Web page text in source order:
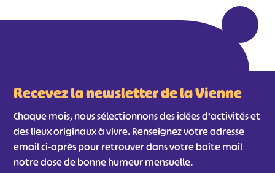
Recevez la newsletter de la Vienne
Chaque mois, nous sélectionnons des idées d'activités et
des lieux originaux à vivre. Renseignez votre adresse
email ci-après pour retrouver dans votre boîte mail
notre dose de bonne humeur mensuelle.